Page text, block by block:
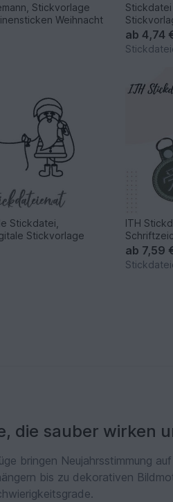
Stickvorlage
Weihnacht
ab4,74
Stickdatei,
Stickvorlage
ITH
ab 7,59
die sauber wirken
bringen Neujahrsstimmung
bis zu dekorativen